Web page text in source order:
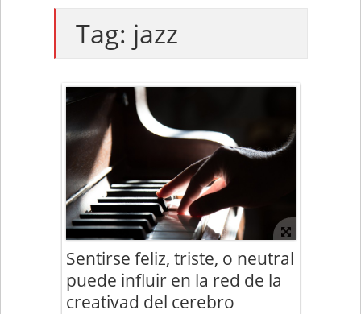
Tag: jazz
Sentirse feliz, triste, o neutral
puede influir en la red de la
creativad del cerebro